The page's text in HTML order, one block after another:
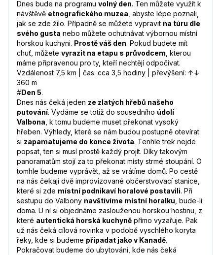
Dnes bude na programu volný den. Ten můžete využít k
návštěvě etnografického muzea , abyste lépe poznali,
jak se zde žilo. Případně se můžete vypravit na túru dle
svého gusta nebo můžete ochutnávat výbornou místní
horskou kuchyni. Prostě váš den. Pokud budete mít
chuť, můžete vyrazit na etapu s průvodcem , kterou
máme připravenou pro ty, kteří nechtějí odpočívat.
Vzdálenost 7,5 km | čas: cca 3,5 hodiny | převýšení: ↑↓
360 m
#Den 5.
Dnes nás čeká jeden ze zlatých hřebů našeho
putování. Vydáme se totiž do sousedního údolí
Valbona , k tomu budeme muset překonat vysoký
hřeben. Výhledy, které se nám budou postupně otevírat
si zapamatujeme do konce života. Tenhle trek nejde
popsat, ten si musí prostě každý projít. Díky takovým
panoramatům stojí za to překonat místy strmé stoupání. O
tomhle budeme vyprávět, až se vrátíme domů. Po cestě
na nás čekají dvě improvizované občerstvovací stanice,
které si zde místní podnikaví horalové postavili. Při
sestupu do Valbony navštívíme místní horalku , bude-li
doma. U ní si objednáme zaslouženou horskou hostinu, z
které autentická horská kuchyně přímo vyzařuje. Pak
už nás čeká cílová rovinka v podobě vyschlého koryta
řeky, kde si budeme připadat jako v Kanadě.
Pokračovat budeme do ubytování, kde nás čeká